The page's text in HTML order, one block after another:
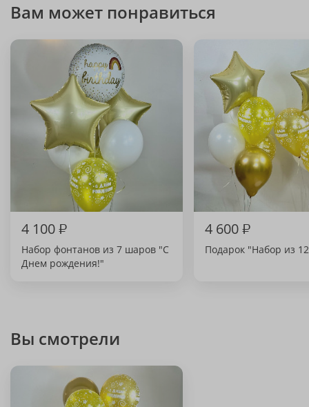
Вам может понравиться
4 100₽
Набор фонтанов из 7 шаров "С
Днем рождения!"
4 600₽
Подарок "Набор из
Вы смотрели